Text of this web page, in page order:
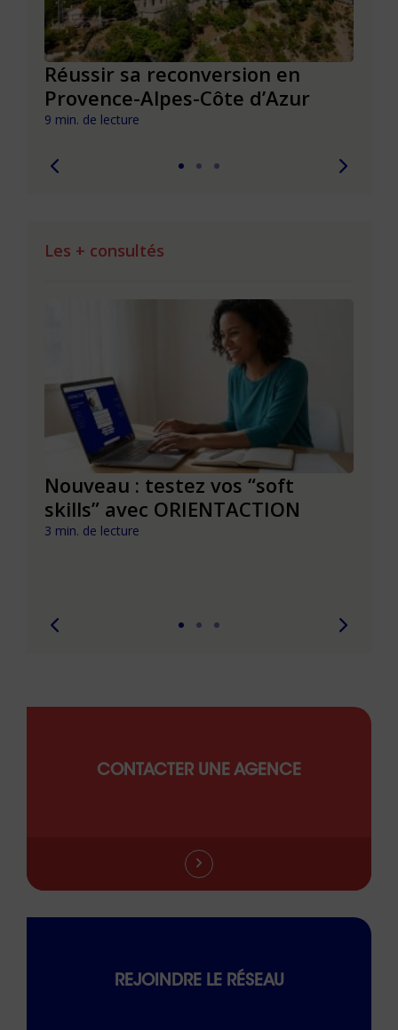
Réussir sa reconversion en
Provence-Alpes-Côte d’Azur
9 min. de lecture
Les + consultés
Nouveau : testez vos “soft
skills” avec ORIENTACTION
3 min. de lecture
CONTACTER UNE AGENCE
REJOINDRE LE RÉSEAU